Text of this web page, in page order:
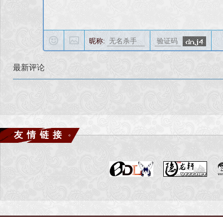
昵称:
最新评论
友情链接